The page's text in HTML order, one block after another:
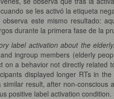
se les activó la etiqueta
este mismo resultado:
durante la primera fase de la
label activation about the
ingroup members (elderly
on a behavior not directly related
displayed longer RTs in
similar result, after non-
positive label activation